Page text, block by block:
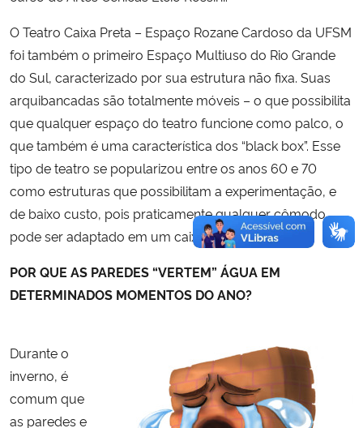
O Teatro Caixa Preta – Espaço Rozane Cardoso da UFSM
foi também o primeiro Espaço Multiuso do Rio Grande
do Sul, caracterizado por sua estrutura não fixa. Suas
arquibancadas são totalmente móveis – o que possibilita
que qualquer espaço do teatro funcione como palco, o
que também é uma característica dos “black box”. Esse
tipo de teatro se popularizou entre os anos 60 e 70
como estruturas que possibilitam a experimentação, e
de baixo custo, pois praticamente qualquer cômodo
pode ser adaptado em um caixa preta.
POR QUE AS PAREDES “VERTEM” ÁGUA EM
DETERMINADOS MOMENTOS DO ANO?
Durante o
inverno, é
comum que
as paredes e